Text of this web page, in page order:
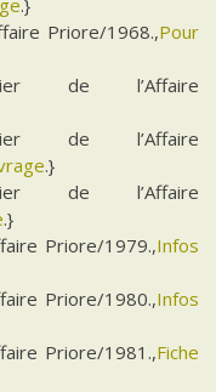
.}
Priore/1968.,Pour
de l’Affaire
de l’Affaire
.}
de l’Affaire
.}
Priore/1979.,Infos
Priore/1980.,Infos
Priore/1981.,Fiche